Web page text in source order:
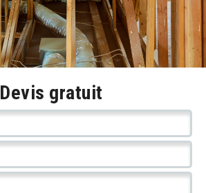
Devis gratuit